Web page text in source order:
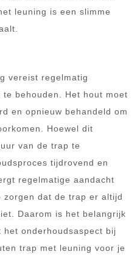
leuning is een slimme
vereist regelmatig
behouden. Het hout moet
en opnieuw behandeld om
Hoewel dit
van de trap te
tijdrovend en
regelmatige aandacht
zorgen dat de trap er altijd
Daarom is het belangrijk
onderhoudsaspect bij
trap met leuning voor je